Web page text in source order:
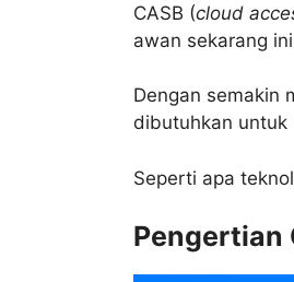
CASB (cloud
awan sekarang
Dengan semakin
dibutuhkan untuk
Seperti apa
Pengertian